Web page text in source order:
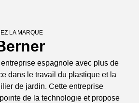
LA MARQUE
espagnole avec plus de
dans le travail du plastique et la
de jardin. Cette entreprise
de la technologie et propose